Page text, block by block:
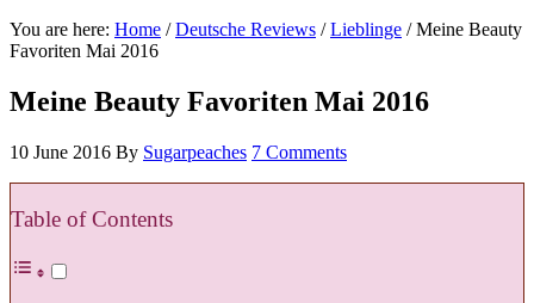
You are here: Home / Deutsche Reviews / Lieblinge /Meine Beauty
Favoriten Mai 2016
Meine Beauty Favoriten Mai 2016
10 June 2016 By Sugarpeaches 7 Comments
Table of Contents